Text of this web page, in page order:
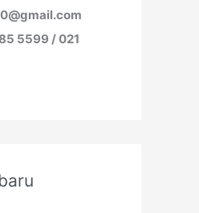
5599 / 021